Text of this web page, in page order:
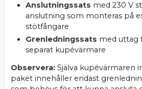
Anslutningssats med 230 V
anslutning som monteras på
stötfångare
Grenledningssats med uttag
separat kupévärmare
Observera: Själva kupévärmaren
paket innehåller endast